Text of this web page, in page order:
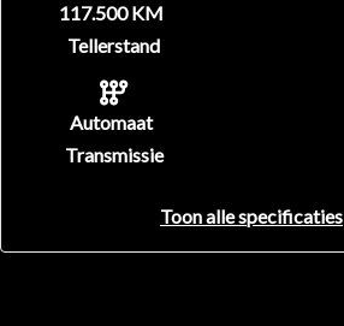
117.500 KM
Tellerstand
Automaat
Transmissie
Toon alle specificaties